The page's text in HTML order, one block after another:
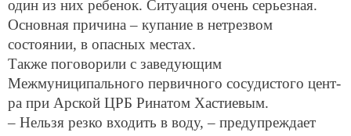
Основная причина – купание в нетрезвом
состоянии, в опасных местах.
Также поговорили с заведующим
Межмуниципального первичного сосудистого цент-
ра при Арской ЦРБ Ринатом Хастиевым.
– Нельзя резко входить в воду, – предупреждает
врач. – В холодной воде могут начаться судороги.